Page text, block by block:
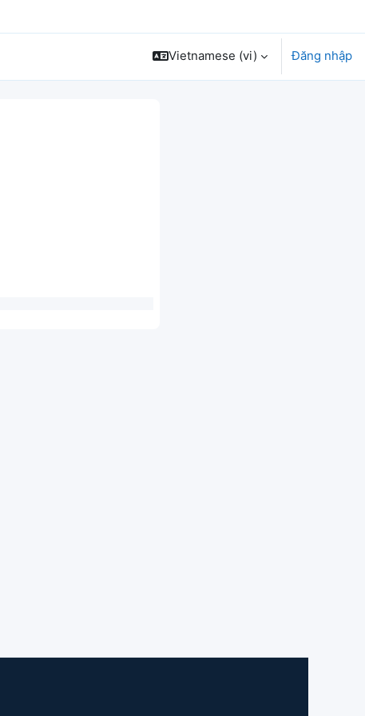
Vietnamese ‎(vi)‎ Đăng nhập